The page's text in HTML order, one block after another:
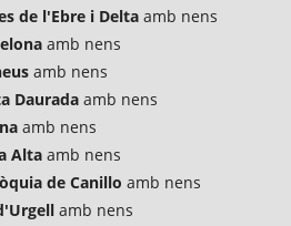
de l'Ebre i Delta amb nens
amb nens
amb nens
Daurada amb nens
amb nens
Alta amb nens
de Canillo amb nens
amb nens